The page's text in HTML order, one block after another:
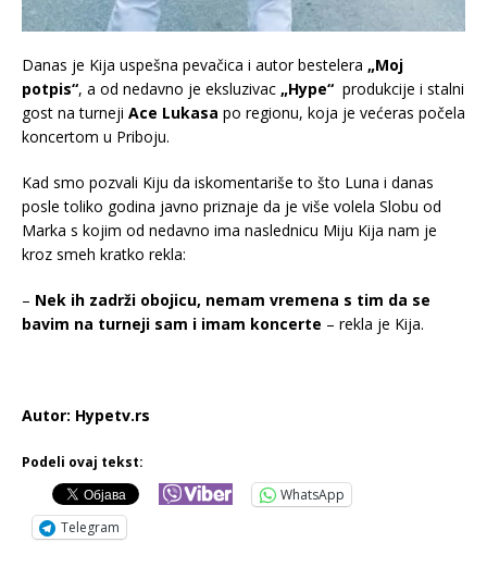
Danas je Kija uspešna pevačica i autor bestelera „Moj
potpis“, a od nedavno je eksluzivac „Hype“ produkcije i stalni
gost na turneji Ace Lukasa po regionu, koja je većeras počela
koncertom u Priboju.
Kad smo pozvali Kiju da iskomentariše to što Luna i danas
posle toliko godina javno priznaje da je više volela Slobu od
Marka s kojim od nedavno ima naslednicu Miju Kija nam je
kroz smeh kratko rekla:
– Nek ih zadrži obojicu, nemam vremena s tim da se
bavim na turneji sam i imam koncerte – rekla je Kija.
Autor: Hypetv.rs
Podeli ovaj tekst:
WhatsApp
Telegram